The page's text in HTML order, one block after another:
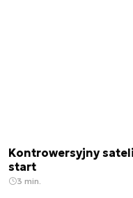
Kontrowersyjny
start
3 min.